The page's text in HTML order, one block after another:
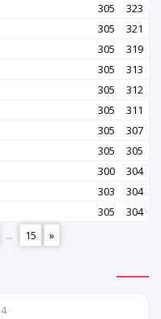
305
323
305
321
305
319
305
313
305
312
305
311
305
307
305
305
300
304
303
304
305
304
... 15 »